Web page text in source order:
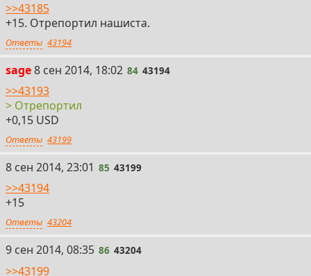
>>43185
+15. Отрепортил нашиста.
Ответы 43194
sage84
8 сен 2014, 18:02 84 43194
>>43193
> Отрепортил
+0,15 USD
Ответы 43199
85
8 сен 2014, 23:01 85 43199
>>43194
+15
Ответы 43204
86
9 сен 2014, 08:35 86 43204
>>43199